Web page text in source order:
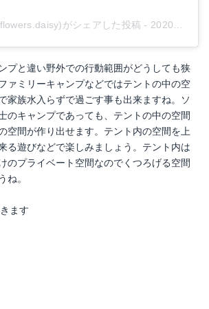
がシェアした投稿 - 2020年 7月月27日午後4時32分PDT
プと違い野外での行動範囲がどうしても狭
ァミリーキャンプなどではテントの中の空
家族水入らずで過ごす事も出来ますね。ソ
のキャンプであっても、テントの中の空間
空間が作り出せます。テント内の空間を上
る遊びなどで楽しみましょう。テント内は
のプライベート空間なのでくつろげる空間
ね。
ます